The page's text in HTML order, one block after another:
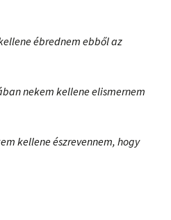
ébrednem ebből az
nekem kellene elismernem
kellene észrevennem, hogy